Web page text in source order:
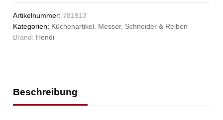
Artikelnummer:781913
Kategorien: Küchenartikel, Messer, Schneider & Reiben
Brand: Hendi
Beschreibung